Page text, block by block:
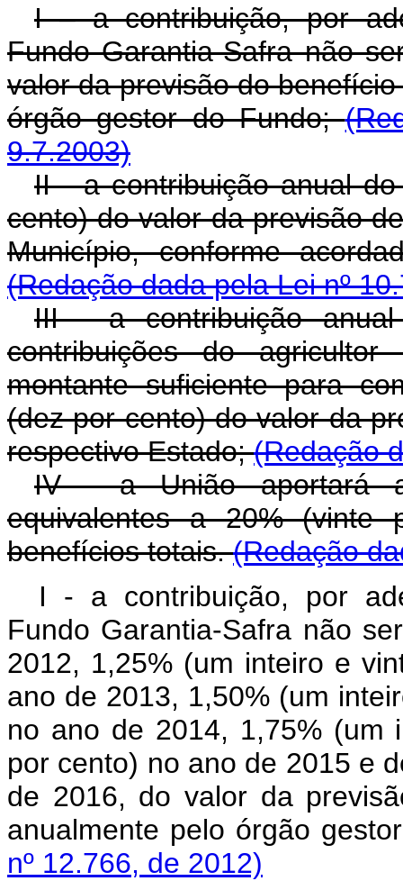
I – a contribuição, por
Fundo Garantia-Safra não
valor da previsão do
órgão gestor do Fundo;
9.7.2003)
II - a contribuição anual
cento) do valor da previsão
Município, conforme
(Redação dada pela Lei nº
III - a contribuição
contribuições do
montante suficiente para
(dez por cento) do valor da
respectivo Estado;(Redação
IV - a União aportará
equivalentes a 20% (vinte
benefícios totais.(Redação
I - a contribuição, por
Fundo Garantia-Safra não
2012, 1,25% (um inteiro e
ano de 2013, 1,50% (um
no ano de 2014, 1,75% (um
por cento) no ano de 2015 e
de 2016, do valor da
anualmente pelo órgão
nº 12.766, de 2012)